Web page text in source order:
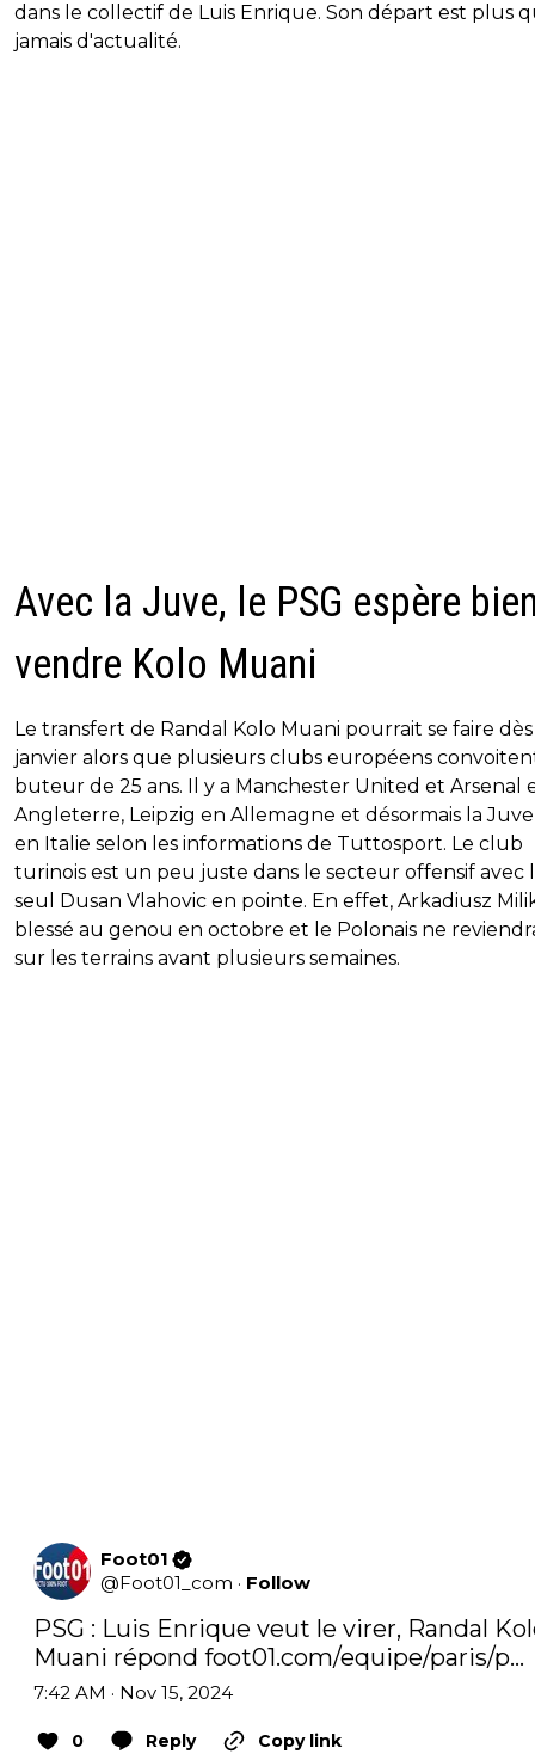
dans le collectif de Luis Enrique. Son départ est plus
jamais d'actualité.
Avec la Juve, le PSG espère
vendre Kolo Muani
Le transfert de Randal Kolo Muani pourrait se faire dès
janvier alors que plusieurs clubs européens
buteur de 25 ans. Il y a Manchester United et Arsenal
Angleterre, Leipzig en Allemagne et désormais la
en Italie selon les informations de Tuttosport. Le club
turinois est un peu juste dans le secteur offensif avec
seul Dusan Vlahovic en pointe. En effet, Arkadiusz
blessé au genou en octobre et le Polonais ne
sur les terrains avant plusieurs semaines.
Foot01
@Foot01_com · Follow
PSG : Luis Enrique veut le virer, Randal
Muani répond foot01.com/equipe/paris/p…
7:42 AM · Nov 15, 2024
0 Reply Copy link